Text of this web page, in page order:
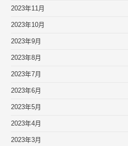
2023年11月
2023年10月
2023年9月
2023年8月
2023年7月
2023年6月
2023年5月
2023年4月
2023年3月